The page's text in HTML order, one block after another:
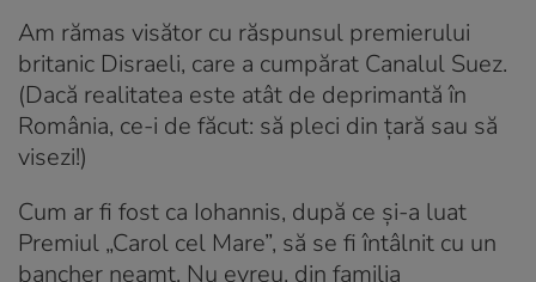
Am rămas visător cu răspunsul premierului
britanic Disraeli, care a cumpărat Canalul Suez.
(Dacă realitatea este atât de deprimantă în
România, ce-i de făcut: să pleci din țară sau să
visezi!)
Cum ar fi fost ca Iohannis, după ce și-a luat
Premiul „Carol cel Mare”, să se fi întâlnit cu un
bancher neamț. Nu evreu, din familia